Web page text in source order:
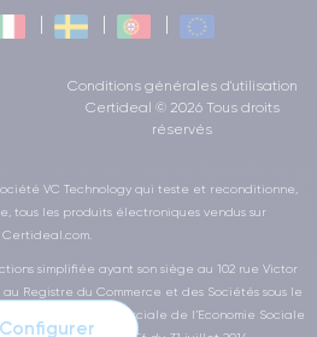
Configurer
Conditions générales d'utilisation
Certideal © 2026 Tous droits
réservés
VC Technology qui teste et reconditionne,
tous les produits électroniques vendus sur
Certideal.com.
simplifiée ayant son siège au 102 rue Victor
Registre du Commerce et des Sociétés sous le
une société commerciale de l’Economie Sociale